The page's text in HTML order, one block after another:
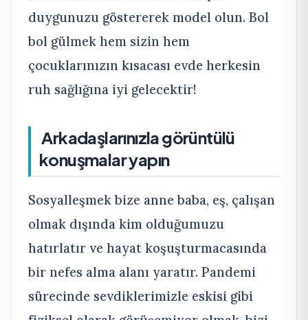
duygunuzu göstererek model olun. Bol
bol gülmek hem sizin hem
çocuklarınızın kısacası evde herkesin
ruh sağlığına iyi gelecektir!
Arkadaşlarınızla görüntülü
konuşmalar yapın
Sosyalleşmek bize anne baba, eş, çalışan
olmak dışında kim olduğumuzu
hatırlatır ve hayat koşuşturmacasında
bir nefes alma alanı yaratır. Pandemi
sürecinde sevdiklerimizle eskisi gibi